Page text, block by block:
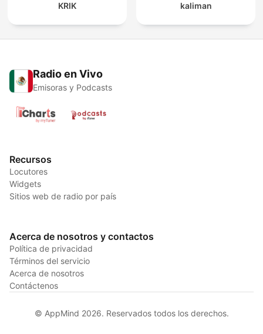
KRIK kaliman
Radio en Vivo
Emisoras y Podcasts
Recursos
Locutores
Widgets
Sitios web de radio por país
Acerca de nosotros y contactos
Política de privacidad
Términos del servicio
Acerca de nosotros
Contáctenos
© AppMind 2026. Reservados todos los derechos.